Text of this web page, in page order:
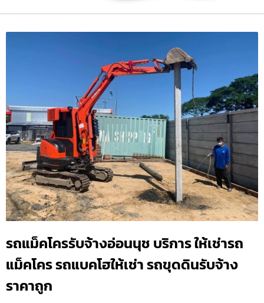
รถแม็คโครรับจ้างอ่อนนุช บริการ ให้เช่ารถ
แม็คโคร รถแบคโฮให้เช่า รถขุดดินรับจ้าง
ราคาถูก